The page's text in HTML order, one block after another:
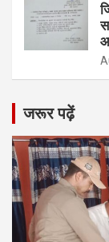
जरूर पढ़ें